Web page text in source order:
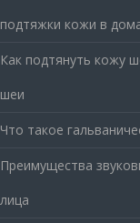
подтяжки кожи в
Как подтянуть кожу
шеи
Что такое
Преимущества
лица